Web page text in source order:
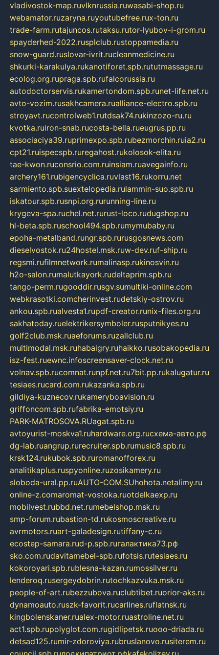
vladivostok-map.ruvlknrussia.ruwasabi-shop.ru
webamator.ruzaryna.ruyoutubefree.rux-ton.ru
trade-farm.rutajuncos.rutaksu.rutor-lyubov-i-grom.ru
spayderhed-2022.rusplclub.rustoppamedia.ru
snow-guard.ruslovar-ivrit.rucleanmedicine.ru
shkurki-karakulya.rukanotiforet.spb.rututmassage.ru
ecolog.org.rupraga.spb.rufalcorussia.ru
autodoctorservis.rukamertondom.spb.runet-life.net.ru
avto-vozim.rusakhcamera.rualliance-electro.spb.ru
stroyavt.rucontrolweb1.rutdsak74.rukinzozo-ru.ru
kvotka.ruiron-snab.rucosta-bella.rueugrus.pp.ru
associaciya39.ruprimexpo.spb.rubezmorchin.ruia2.ru
cpt21.ruispecspb.ruregahost.rukolosok-elita.ru
tae-kwon.ruconsrio.com.ruinsiam.ruavegainfo.ru
archery161.rubigencyclica.ruvlast16.rukorru.net
sarmiento.spb.suextelopedia.rulammin-suo.spb.ru
iskatour.spb.rusnpi.org.rurunning-line.ru
krygeva-spa.ruchel.net.rurust-loco.rudugshop.ru
hl-beta.spb.ruschool494.spb.rumymubaby.ru
epoha-metalband.rungr.spb.rurusgosnews.com
dieselvostok.ru24hostel.msk.ruw-dev.ruf-ship.ru
regsmi.rufilmnetwork.rumalinasp.rukinosvin.ru
h2o-salon.rumalutkayork.rudeltaprim.spb.ru
tango-perm.rugooddir.rusgv.sumultiki-online.com
webkrasotki.comcherinvest.rudetskiy-ostrov.ru
ankou.spb.rualvesta1.rupdf-creator.runix-files.org.ru
sakhatoday.ruelektrikersymboler.rusputnikyes.ru
golf2club.msk.ruaeforums.ruzallclub.ru
multimodal.msk.ruhabaigry.ruhaikko.rusobakopedia.ru
isz-fest.ruewnc.infoscreensaver-clock.net.ru
volnav.spb.rucomnat.runpf.net.ru7bit.pp.rukalugatur.ru
tesiaes.rucard.com.rukazanka.spb.ru
gildiya-kuznecov.rukameryboavision.ru
griffoncom.spb.rufabrika-emotsiy.ru
PARK-MATROSOVA.RUagat.spb.ru
avtoyurist-moskva1.ruhardware.org.ruсхема-авто.рф
dg-lab.ruangrup.rurecruiter.spb.rumusic8.spb.ru
krsk124.rukubok.spb.ruromanofforex.ru
analitikaplus.ruspyonline.ruzosikamery.ru
sloboda-ural.pp.ruAUTO-COM.SUhohota.netalimy.ru
online-z.comaromat-vostoka.ruotdelkaexp.ru
mobilvest.rubbd.net.rumebelshop.msk.ru
smp-forum.rubastion-td.rukosmoscreative.ru
avrmotors.ruart-galadesign.rutiffany-c.ru
ecostep-samara.rud-p.spb.ruгалактика73.рф
sko.com.rudavitamebel-spb.rufotsis.rutesiaes.ru
kokoroyari.spb.rublesna-kazan.rumossilver.ru
lenderoq.rusergeydobrin.rutochkazvuka.msk.ru
people-of-art.rubezzubova.ruclubtibet.ruorior-aks.ru
dynamoauto.ruszk-favorit.rucarlines.ruflatnsk.ru
kingbolenskaner.rualex-motor.ruastroline.net.ru
act1.spb.rupolyglot.com.rugidlipetsk.ruooo-driada.ru
detsad125.rumir-zdoroviya.rubruslanovo.rusiterem.ru